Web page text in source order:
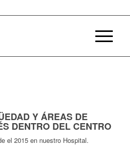
Y ÁREAS DE
DENTRO DEL CENTRO
el 2015 en nuestro Hospital.